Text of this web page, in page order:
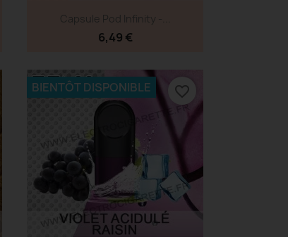
Aperçu rapide
Capsule Pod Infinity -...
6,49 €
BIENTÔT DISPONIBLE favorite_border